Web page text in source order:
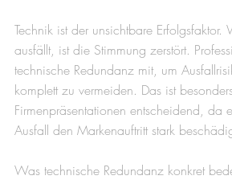
Technik ist der unsichtbare
ausfällt, ist die Stimmung zerstört.
technische Redundanz mit, um
komplett zu vermeiden. Das ist
Firmenpräsentationen entscheidend, da
Ausfall den Markenauftritt stark
Was technische Redundanz konkret